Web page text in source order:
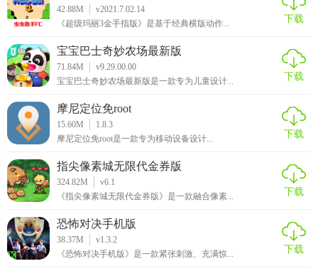
42.88M
v2021.7.02.14
《超级玛丽3金手指版》是基于经典横版动作...
下载
宝宝巴士奇妙农场最新版
71.84M
v9.29.00.00
宝宝巴士奇妙农场最新版是一款专为儿童设计...
下载
摩尼定位免root
15.60M
1.8.3
摩尼定位免root是一款专为移动设备设计...
下载
指尖像素城无限代金券版
324.82M
v6.1
《指尖像素城无限代金券版》是一款融合像素...
下载
恐怖对决手机版
38.37M
v1.3.2
《恐怖对决手机版》是一款紧张刺激、充满惊...
下载